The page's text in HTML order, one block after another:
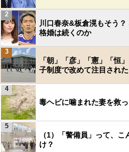
川口春奈&板倉滉もそう
格婚は続くのか
2
「朝」「彦」「憲」「恒
子制度で改めて注目された
3
毒ヘビに噛まれた妻を救
4
（1）「警備員」って、
け？
5